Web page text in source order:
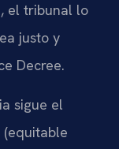
el tribunal lo
justo y
Decree.
sigue el